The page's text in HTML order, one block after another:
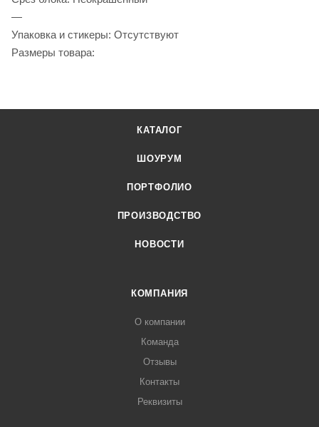
—
Упаковка и стикеры: Отсутствуют
Размеры товара:
КАТАЛОГ
ШОУРУМ
ПОРТФОЛИО
ПРОИЗВОДСТВО
НОВОСТИ
КОМПАНИЯ
О компании
Команда
Отзывы
Контакты
Реквизиты